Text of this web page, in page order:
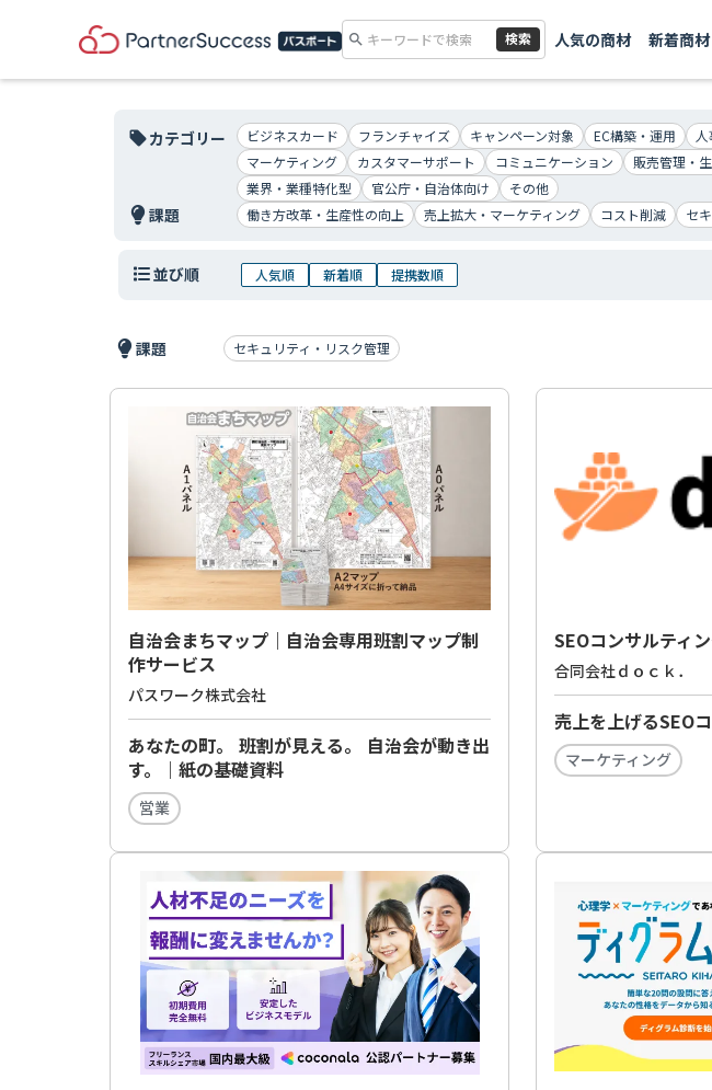
local_offerカテゴリー ビジネスカード フランチャイズ キャンペーン対象 EC構築・運用
マーケティング
カスタマーサポート コミュニケーション 販売管理・
業界・業種特化型
官公庁・自治体向け その他
課題 働き方改革・生産性の向上 売上拡大・マーケティング コスト削減 セ
並び順 人気順 新着順 提携数順
課題 セキュリティ・リスク管理
自治会まちマップ｜自治会専用班割マップ制
作サービス
パスワーク株式会社
あなたの町。 班割が見える。 自治会が動き出
す。｜紙の基礎資料
営業
SEOコンサルティ
合同会社ｄｏｃｋ．
売上を上げるSEO
マーケティング
search 検索 人気の商材 新着商材